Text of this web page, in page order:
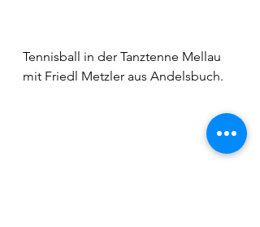
Tennisball in der Tanztenne Mellau
mit Friedl Metzler aus Andelsbuch.